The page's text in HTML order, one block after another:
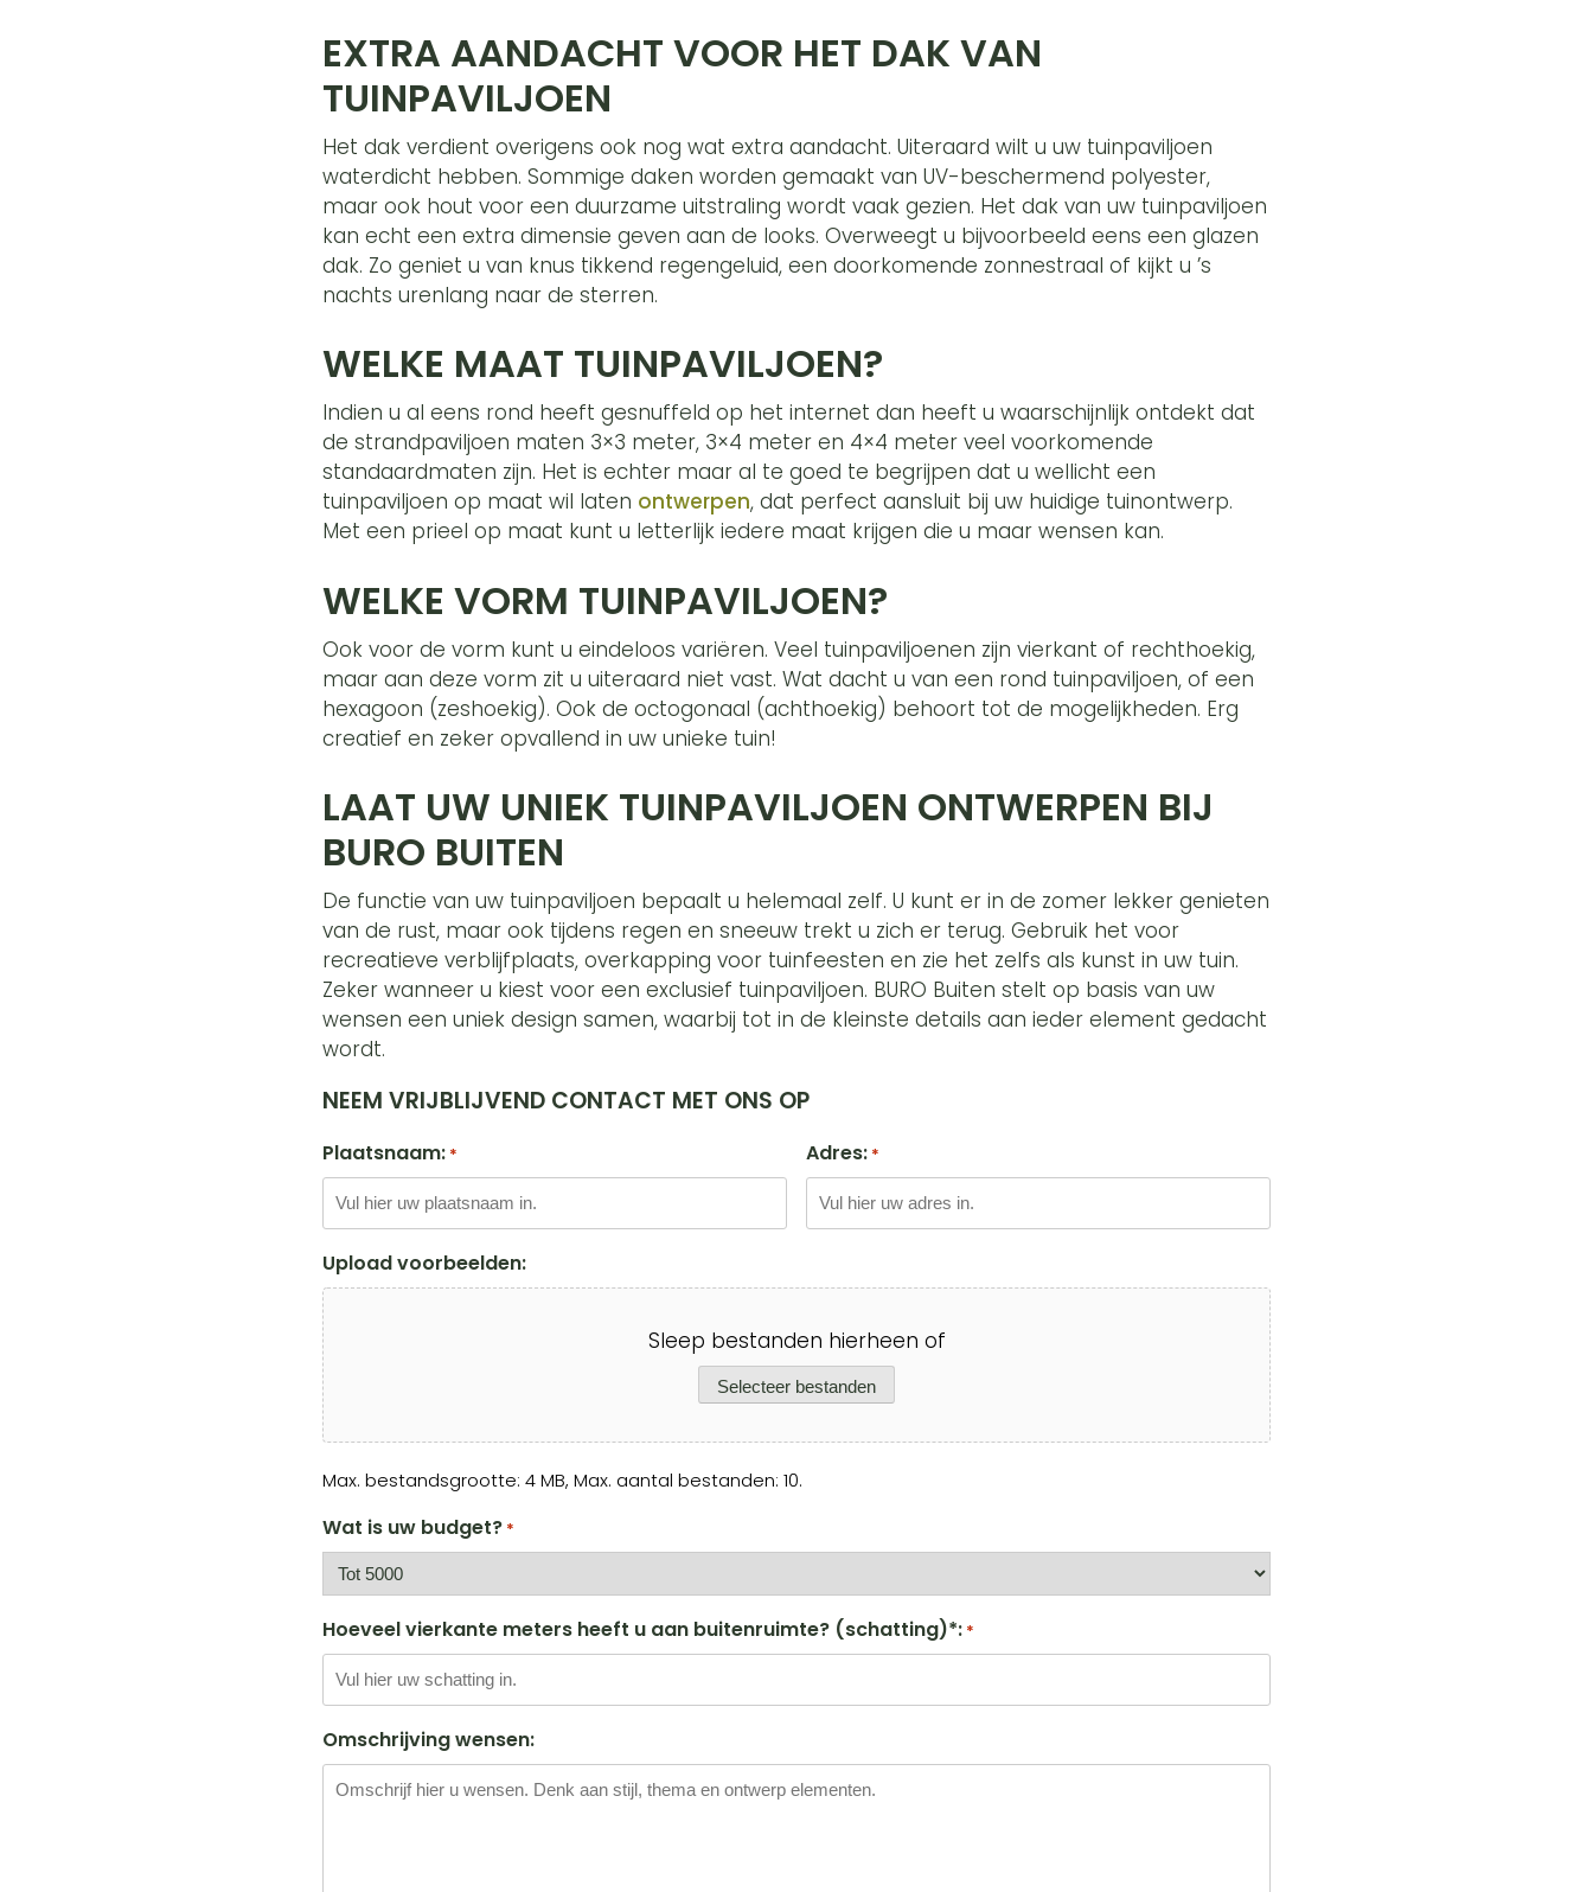
EXTRA AANDACHT VOOR HET DAK VAN
TUINPAVILJOEN
Het dak verdient overigens ook nog wat extra aandacht. Uiteraard wilt u uw tuinpaviljoen
waterdicht hebben. Sommige daken worden gemaakt van UV-beschermend polyester,
maar ook hout voor een duurzame uitstraling wordt vaak gezien. Het dak van uw tuinpaviljoen
kan echt een extra dimensie geven aan de looks. Overweegt u bijvoorbeeld eens een glazen
dak. Zo geniet u van knus tikkend regengeluid, een doorkomende zonnestraal of kijkt u ’s
nachts urenlang naar de sterren.
WELKE MAAT TUINPAVILJOEN?
Indien u al eens rond heeft gesnuffeld op het internet dan heeft u waarschijnlijk ontdekt dat
de strandpaviljoen maten 3×3 meter, 3×4 meter en 4×4 meter veel voorkomende
standaardmaten zijn. Het is echter maar al te goed te begrijpen dat u wellicht een
tuinpaviljoen op maat wil laten ontwerpen, dat perfect aansluit bij uw huidige tuinontwerp.
Met een prieel op maat kunt u letterlijk iedere maat krijgen die u maar wensen kan.
WELKE VORM TUINPAVILJOEN?
Ook voor de vorm kunt u eindeloos variëren. Veel tuinpaviljoenen zijn vierkant of rechthoekig,
maar aan deze vorm zit u uiteraard niet vast. Wat dacht u van een rond tuinpaviljoen, of een
hexagoon (zeshoekig). Ook de octogonaal (achthoekig) behoort tot de mogelijkheden. Erg
creatief en zeker opvallend in uw unieke tuin!
LAAT UW UNIEK TUINPAVILJOEN ONTWERPEN BIJ
BURO BUITEN
De functie van uw tuinpaviljoen bepaalt u helemaal zelf. U kunt er in de zomer lekker genieten
van de rust, maar ook tijdens regen en sneeuw trekt u zich er terug. Gebruik het voor
recreatieve verblijfplaats, overkapping voor tuinfeesten en zie het zelfs als kunst in uw tuin.
Zeker wanneer u kiest voor een exclusief tuinpaviljoen. BURO Buiten stelt op basis van uw
wensen een uniek design samen, waarbij tot in de kleinste details aan ieder element gedacht
wordt.
NEEM VRIJBLIJVEND CONTACT MET ONS OP
Plaatsnaam: * Adres: *
Upload voorbeelden:
Sleep bestanden hierheen of
Selecteer bestanden
Max. bestandsgrootte: 4 MB, Max. aantal bestanden: 10.
Wat is uw budget? *
Hoeveel vierkante meters heeft u aan buitenruimte? (schatting)*: *
Omschrijving wensen: